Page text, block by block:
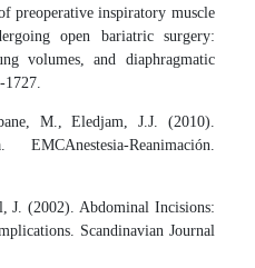
preoperative inspiratory muscle
open bariatric surgery:
volumes, and diaphragmatic
1727.
M., Eledjam, J.J. (2010).
EMCAnestesia-Reanimación.
J. (2002). Abdominal Incisions:
Scandinavian Journal